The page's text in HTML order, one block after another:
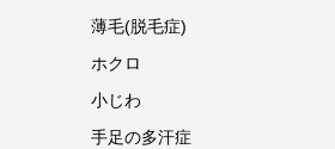
薄毛(脱毛症)
ホクロ
小じわ
手足の多汗症